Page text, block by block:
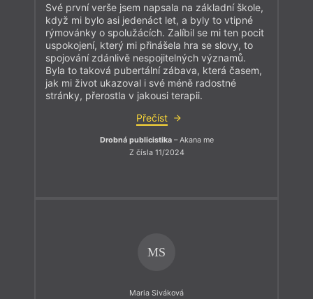
Své první verše jsem napsala na základní škole,
když mi bylo asi jedenáct let, a byly to vtipné
rýmovánky o spolužácích. Zalíbil se mi ten pocit
uspokojení, který mi přinášela hra se slovy, to
spojování zdánlivě nespojitelných významů.
Byla to taková pubertální zábava, která časem,
jak mi život ukazoval i své méně radostné
stránky, přerostla v jakousi terapii.
Přečíst
Drobná publicistika– Akana me
Z čísla 11/2024
MS
Maria Siváková